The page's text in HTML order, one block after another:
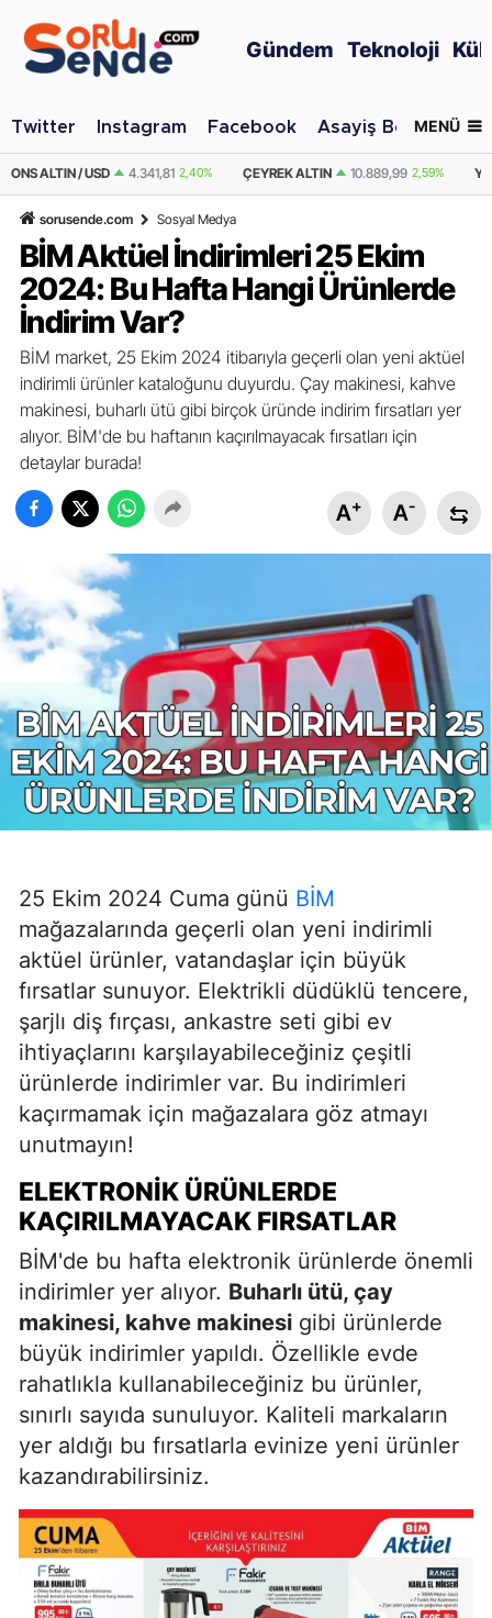
Gündem Teknoloji
Twitter Instagram Facebook Asayiş Berkemal
MENÜ
2,40% ÇEYREK ALTIN 10.889,99 2,59% YARIM ALTIN 21.779,98
sorusende.com Sosyal Medya
BİM Aktüel İndirimleri 25 Ekim
2024: Bu Hafta Hangi Ürünlerde
İndirim Var?
BİM market, 25 Ekim 2024 itibarıyla geçerli olan yeni aktüel
indirimli ürünler kataloğunu duyurdu. Çay makinesi, kahve
makinesi, buharlı ütü gibi birçok üründe indirim fırsatları yer
alıyor. BİM'de bu haftanın kaçırılmayacak fırsatları için
detaylar burada!
A+ A-
25 Ekim 2024 Cuma günü BİM
mağazalarında geçerli olan yeni indirimli
aktüel ürünler, vatandaşlar için büyük
fırsatlar sunuyor. Elektrikli düdüklü tencere,
şarjlı diş fırçası, ankastre seti gibi ev
ihtiyaçlarını karşılayabileceğiniz çeşitli
ürünlerde indirimler var. Bu indirimleri
kaçırmamak için mağazalara göz atmayı
unutmayın!
ELEKTRONIK ÜRÜNLERDE
KAÇIRILMAYACAK FIRSATLAR
BİM'de bu hafta elektronik ürünlerde önemli
indirimler yer alıyor. Buharlı ütü, çay
makinesi, kahve makinesi gibi ürünlerde
büyük indirimler yapıldı. Özellikle evde
rahatlıkla kullanabileceğiniz bu ürünler,
sınırlı sayıda sunuluyor. Kaliteli markaların
yer aldığı bu fırsatlarla evinize yeni ürünler
kazandırabilirsiniz.